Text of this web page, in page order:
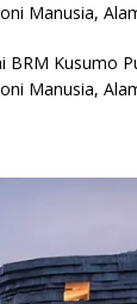
Manusia,
BRM Kusumo
Manusia,